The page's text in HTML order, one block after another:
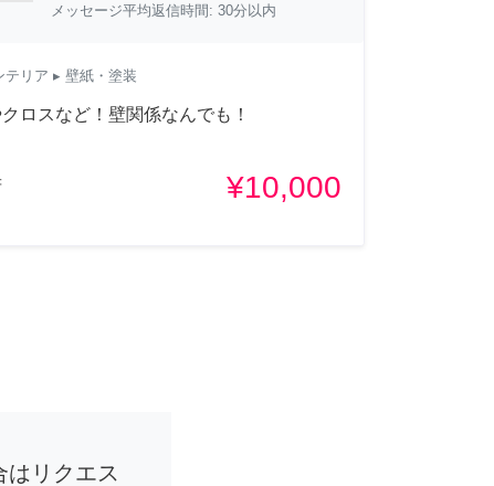
メッセージ平均返信時間: 30分以内
テリア ▸ 壁紙・塗装
ロスなど！壁関係なんでも！
¥10,000
はリクエス